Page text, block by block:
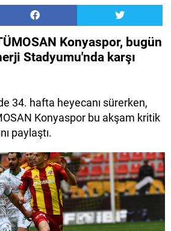
Konyaspor, bugün
Stadyumu'nda karşı
34. hafta heyecanı sürerken,
Konyaspor bu akşam kritik
paylaştı.